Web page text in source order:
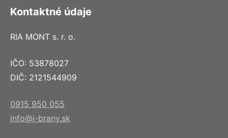
Kontaktné údaje
RIA MONT s. r. o.
IČO: 53878027
DIČ: 2121544909
0915 950 055
info@i-brany.sk